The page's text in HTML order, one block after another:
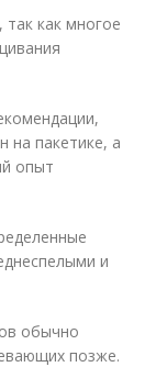
как многое
на пакетике, а
опыт
и
обычно
позже.